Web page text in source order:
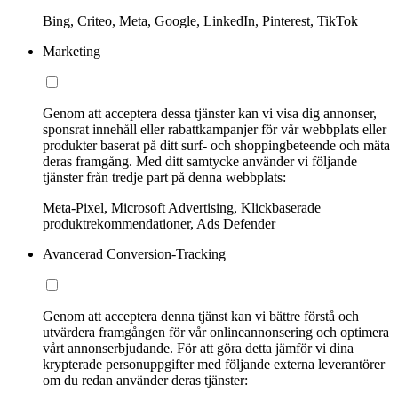
Bing, Criteo, Meta, Google, LinkedIn, Pinterest, TikTok
Marketing
Genom att acceptera dessa tjänster kan vi visa dig annonser,
sponsrat innehåll eller rabattkampanjer för vår webbplats eller
produkter baserat på ditt surf- och shoppingbeteende och mäta
deras framgång. Med ditt samtycke använder vi följande
tjänster från tredje part på denna webbplats:
Meta-Pixel, Microsoft Advertising, Klickbaserade
produktrekommendationer, Ads Defender
Avancerad Conversion-Tracking
Genom att acceptera denna tjänst kan vi bättre förstå och
utvärdera framgången för vår onlineannonsering och optimera
vårt annonserbjudande. För att göra detta jämför vi dina
krypterade personuppgifter med följande externa leverantörer
om du redan använder deras tjänster: